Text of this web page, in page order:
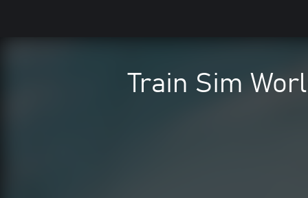
Train Sim